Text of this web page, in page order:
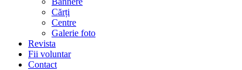
Cărți
Centre
Galerie foto
Revista
Fii voluntar
Contact